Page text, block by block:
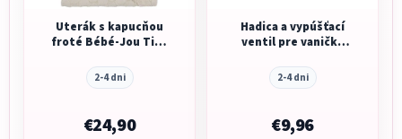
Uterák s kapucňou
froté Bébé-Jou Tiny
2-4 dni
€24,90
Hadica a vypúšťací
ventil pre vaničku
2-4 dni
€9,96